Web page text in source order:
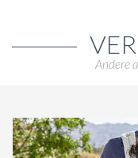
Andere